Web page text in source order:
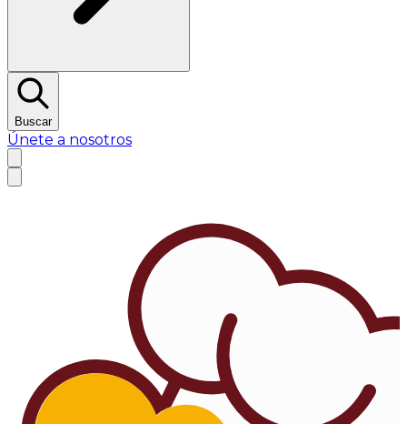
Buscar
Únete a nosotros